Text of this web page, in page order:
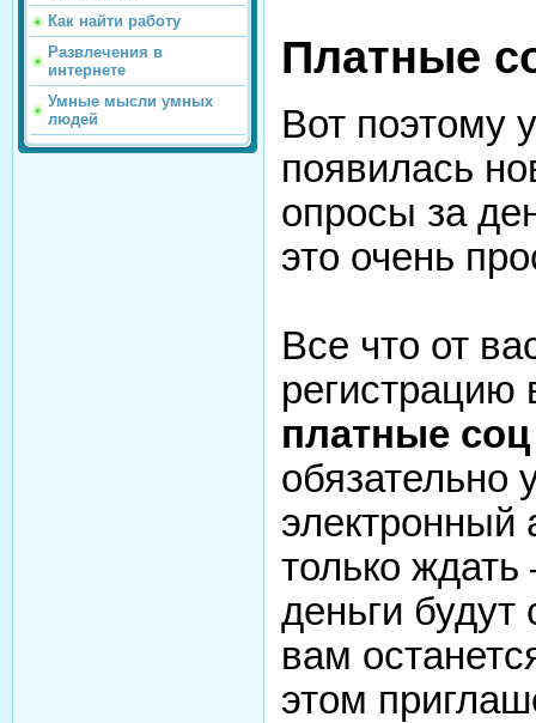
Как найти работу
Развлечения в
интернете
Умные мысли умных
людей
Платные
Вот поэтому
появилась
опросы за
это очень
Все что от
регистрацию
платные
обязательно
электронный
только
деньги
вам
этом